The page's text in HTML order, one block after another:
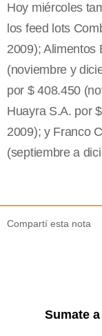
Hoy miércoles
los feed lots
2009); Alimentos
(noviembre y
por $ 408.450
Huayra S.A. por
2009); y Franco
(septiembre a
Compartí esta nota
Sumate